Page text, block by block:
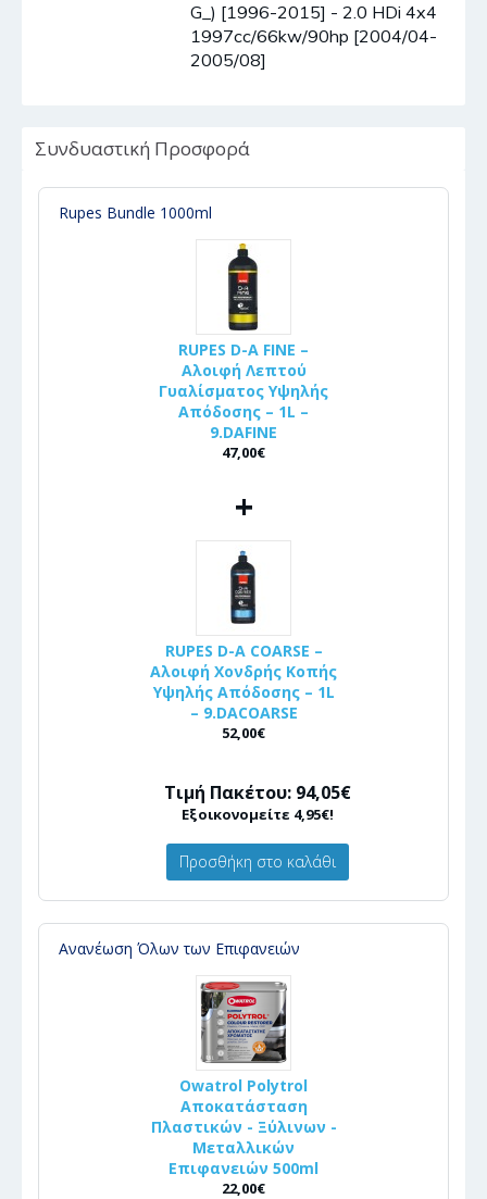
G_) [1996-2015] - 2.0 HDi 4x4
1997cc/66kw/90hp [2004/04-
2005/08]
Συνδυαστική Προσφορά
Rupes Bundle 1000ml
RUPES D-A FINE –
Αλοιφή Λεπτού
Γυαλίσματος Υψηλής
Απόδοσης – 1L –
9.DAFINE
47,00€
+
RUPES D-A COARSE –
Αλοιφή Χονδρής Κοπής
Υψηλής Απόδοσης – 1L
– 9.DACOARSE
52,00€
Τιμή Πακέτου: 94,05€
Εξοικονομείτε 4,95€!
Προσθήκη στο καλάθι
Ανανέωση Όλων των Επιφανειών
Owatrol Polytrol
Αποκατάσταση
Πλαστικών - Ξύλινων -
Μεταλλικών
Επιφανειών 500ml
22,00€